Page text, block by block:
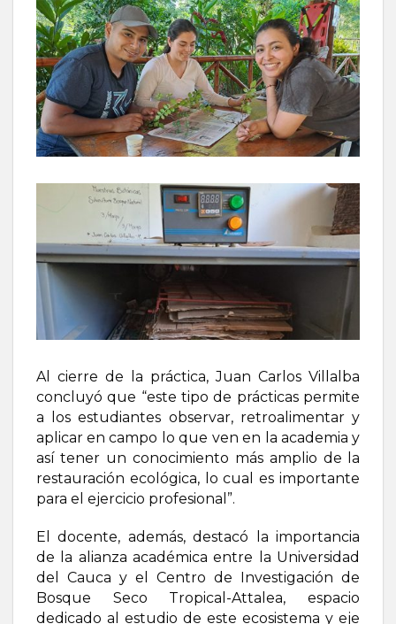
Al cierre de la práctica, Juan Carlos Villalba
concluyó que “este tipo de prácticas permite
a los estudiantes observar, retroalimentar y
aplicar en campo lo que ven en la academia y
así tener un conocimiento más amplio de la
restauración ecológica, lo cual es importante
para el ejercicio profesional”.
El docente, además, destacó la importancia
de la alianza académica entre la Universidad
del Cauca y el Centro de Investigación de
Bosque Seco Tropical-Attalea, espacio
dedicado al estudio de este ecosistema y eje